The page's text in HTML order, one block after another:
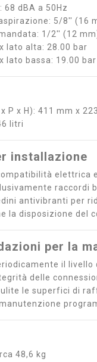
68 dBA a 50Hz
5/8'' (16
1/2'' (12
lato alta: 28.00 bar
lato bassa: 19.00 bar
P x H): 411 mm x
litri
installazione
elettrica
raccordi
antivibranti per
la disposizione del
per la
il livello
delle
le superfici di
48,6 kg